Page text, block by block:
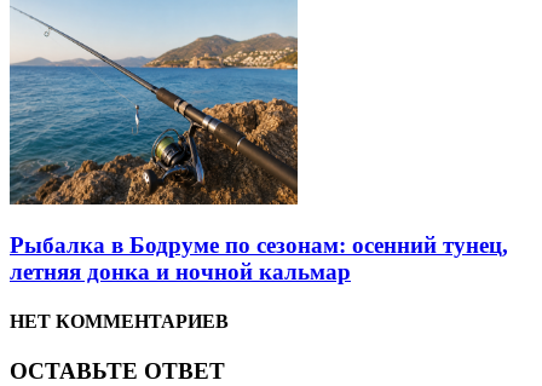
Рыбалка в Бодруме по сезонам: осенний тунец,
летняя донка и ночной кальмар
НЕТ КОММЕНТАРИЕВ
ОСТАВЬТЕ ОТВЕТ